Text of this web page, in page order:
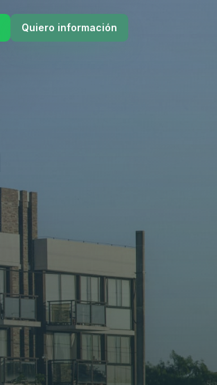
Quiero información